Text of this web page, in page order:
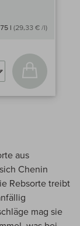
l (29,33 € /l)
In den
aus
Chenin
Rebsorte treibt
mag sie